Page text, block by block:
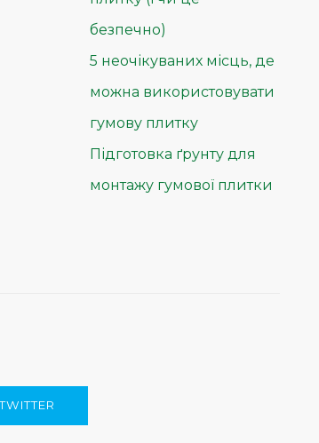
безпечно)
5 неочікуваних місць, де
можна використовувати
гумову плитку
Підготовка ґрунту для
монтажу гумової плитки